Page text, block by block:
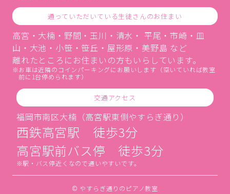
通っていただいている生徒さんのお住まい
高宮・大楠・野間・玉川・清水・ 平尾・市崎・皿
山・大池・小笹・笹丘・屋形原・美野島 など
離れたところにお住まいの方もいらしています。
お車は近隣のコインパーキングにお願いします（空いていれば教室
前に1台停められます）
交通アクセス
福岡市南区大楠（高宮駅東側やすらぎ通り）
西鉄高宮駅 徒歩3分
高宮駅前バス停 徒歩3分
駅・バス停近くなので通いやすいです。
© やすらぎ通りのピアノ教室